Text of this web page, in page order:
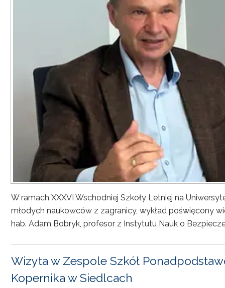
W ramach XXXVI Wschodniej Szkoły Letniej na
młodych naukowców z zagranicy, wykład poświęcony
hab. Adam Bobryk, profesor z Instytutu Nauk o
Wizyta w Zespole Szkół
Kopernika w Siedlcach